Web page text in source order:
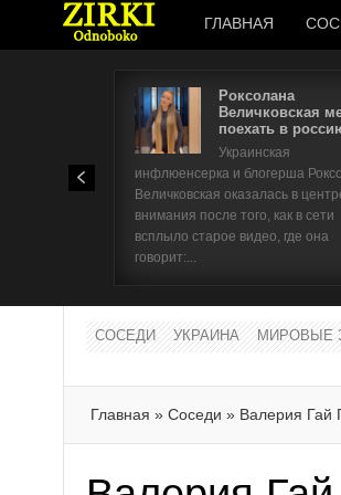
ГЛАВНАЯ
Роксолана
Величковская
поехать в
Украинская
инфлюенсерка и блогерша
Величковская оказалась в
внимания после того, как в сети
всплыло старое видео, где она
говорит:...
СОСЕДИ УКРАИНА МИРОВЫЕ
Главная » Соседи » Валерия Гай